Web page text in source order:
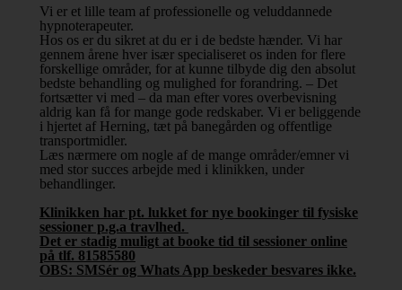
Vi er et lille team af professionelle og veluddannede
hypnoterapeuter.
Hos os er du sikret at du er i de bedste hænder. Vi har
gennem årene hver især specialiseret os inden for flere
forskellige områder, for at kunne tilbyde dig den absolut
bedste behandling og mulighed for forandring. – Det
fortsætter vi med – da man efter vores overbevisning
aldrig kan få for mange gode redskaber. Vi er beliggende
i hjertet af Herning, tæt på banegården og offentlige
transportmidler.
Læs nærmere om nogle af de mange områder/emner vi
med stor succes arbejde med i klinikken, under
behandlinger.
Klinikken har pt. lukket for nye bookinger til fysiske
sessioner p.g.a travlhed.
Det er stadig muligt at booke tid til sessioner online
på tlf. 81585580
OBS: SMSér og Whats App beskeder besvares ikke.